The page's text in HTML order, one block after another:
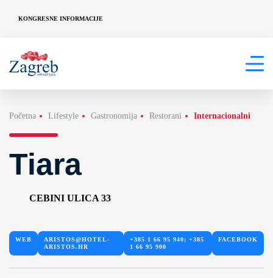
KONGRESNE INFORMACIJE
Početna Lifestyle Gastronomija Restorani Internacionalni
Tiara
CEBINI ULICA 33
WEB
ARISTOS@HOTEL-
ARISTOS.HR
+385 1 66 95 940; +385
1 66 95 900
FACEBOOK